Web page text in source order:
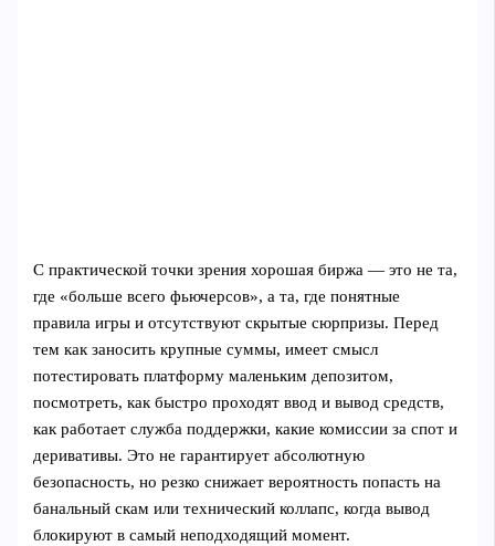
С практической точки зрения хорошая биржа — это не та,
где «больше всего фьючерсов», а та, где понятные
правила игры и отсутствуют скрытые сюрпризы. Перед
тем как заносить крупные суммы, имеет смысл
потестировать платформу маленьким депозитом,
посмотреть, как быстро проходят ввод и вывод средств,
как работает служба поддержки, какие комиссии за спот и
деривативы. Это не гарантирует абсолютную
безопасность, но резко снижает вероятность попасть на
банальный скам или технический коллапс, когда вывод
блокируют в самый неподходящий момент.